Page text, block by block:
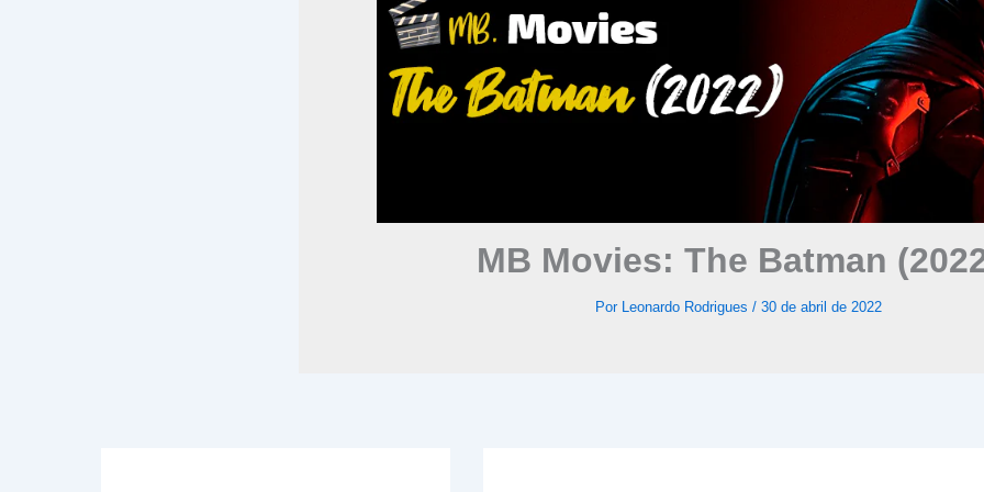
MB Movies: The Batman
Por Leonardo Rodrigues / 30 de abril de 2022